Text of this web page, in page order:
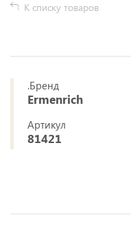
К списку товаров
.Бренд
Ermenrich
Артикул
81421